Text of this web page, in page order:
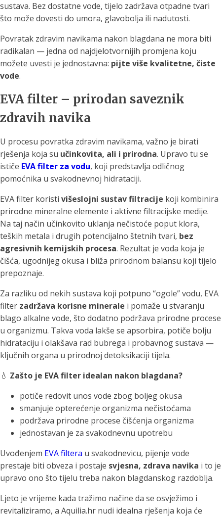
sustava. Bez dostatne vode, tijelo zadržava otpadne tvari
što može dovesti do umora, glavobolja ili nadutosti.
Povratak zdravim navikama nakon blagdana ne mora biti
radikalan — jedna od najdjelotvornijih promjena koju
možete uvesti je jednostavna: pijte više kvalitetne, čiste
vode.
EVA filter – prirodan saveznik
zdravih navika
U procesu povratka zdravim navikama, važno je birati
rješenja koja su učinkovita, ali i prirodna. Upravo tu se
ističe EVA filter za vodu, koji predstavlja odličnog
pomoćnika u svakodnevnoj hidrataciji.
EVA filter koristi višeslojni sustav filtracije koji kombinira
prirodne mineralne elemente i aktivne filtracijske medije.
Na taj način učinkovito uklanja nečistoće poput klora,
teških metala i drugih potencijalno štetnih tvari, bez
agresivnih kemijskih procesa. Rezultat je voda koja je
čišća, ugodnijeg okusa i bliža prirodnom balansu koji tijelo
prepoznaje.
Za razliku od nekih sustava koji potpuno “ogole” vodu, EVA
filter zadržava korisne minerale i pomaže u stvaranju
blago alkalne vode, što dodatno podržava prirodne procese
u organizmu. Takva voda lakše se apsorbira, potiče bolju
hidrataciju i olakšava rad bubrega i probavnog sustava —
ključnih organa u prirodnoj detoksikaciji tijela.
💧 Zašto je EVA filter idealan nakon blagdana?
potiče redovit unos vode zbog boljeg okusa
smanjuje opterećenje organizma nečistoćama
podržava prirodne procese čišćenja organizma
jednostavan je za svakodnevnu upotrebu
Uvođenjem EVA filtera u svakodnevicu, pijenje vode
prestaje biti obveza i postaje svjesna, zdrava navika i to je
upravo ono što tijelu treba nakon blagdanskog razdoblja.
Ljeto je vrijeme kada tražimo načine da se osvježimo i
revitaliziramo, a Aquilia.hr nudi idealna rješenja koja će